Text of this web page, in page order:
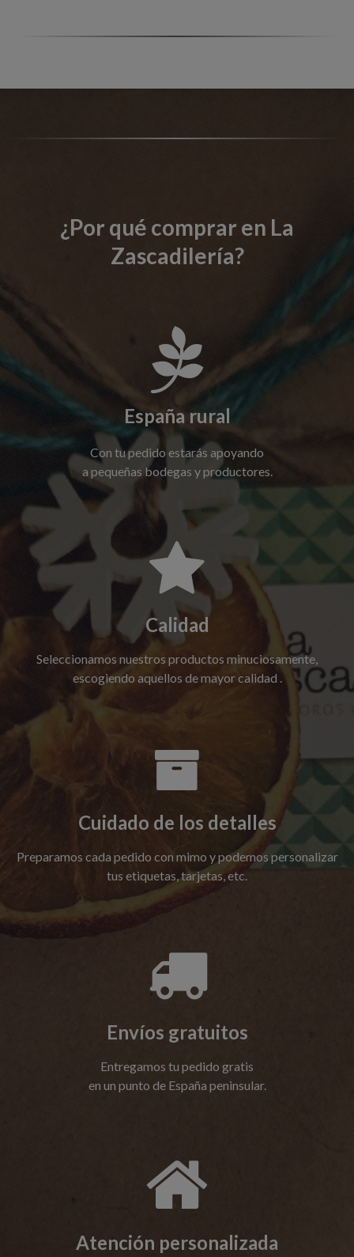
¿Por qué comprar en La
Zascadilería?

España rural
Con tu pedido estarás apoyando
a pequeñas bodegas y productores.

Calidad
Seleccionamos nuestros productos minuciosamente,
escogiendo aquellos de mayor calidad .

Cuidado de los detalles
Preparamos cada pedido con mimo y podemos personalizar
tus etiquetas, tarjetas, etc.

Envíos gratuitos
Entregamos tu pedido gratis
en un punto de España peninsular.

Atención personalizada